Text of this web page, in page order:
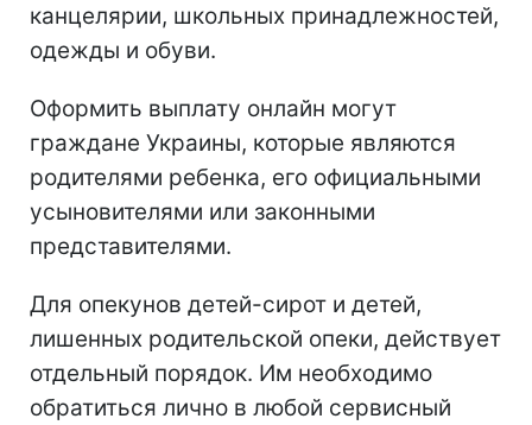
канцелярии, школьных принадлежностей,
одежды и обуви.
Оформить выплату онлайн могут
граждане Украины, которые являются
родителями ребенка, его официальными
усыновителями или законными
представителями.
Для опекунов детей-сирот и детей,
лишенных родительской опеки, действует
отдельный порядок. Им необходимо
обратиться лично в любой сервисный